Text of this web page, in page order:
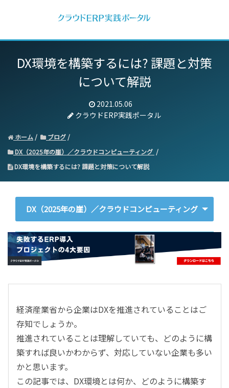
DX環境を構築するには? 課題と対策
について解説
2021.05.06
クラウドERP実践ポータル
ホーム
ブログ
DX（2025年の崖）／クラウドコンピューティング
DX環境を構築するには? 課題と対策について解説
DX（2025年の崖）／クラウドコンピューティング
ERP
会計
CRM／営業支援／Eコマース
DX（2025年の崖）／クラウドコンピューティング
データ分析／BI
ガバナンス／リスク管理
BPR／業務改善
経済産業省から企業はDXを推進されていることはご
存知でしょうか。
推進されていることは理解していても、どのように構
築すれば良いかわからず、対応していない企業も多い
かと思います。
この記事では、DX環境とは何か、どのように構築す